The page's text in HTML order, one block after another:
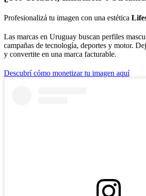
Profesionalizá tu imagen con una estética
Las marcas en Uruguay buscan perfiles
campañas de tecnología, deportes y motor.
y convertite en una marca facturable.
Descubrí cómo monetizar tu imagen aquí